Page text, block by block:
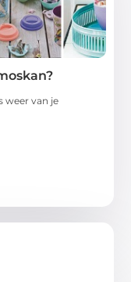
weer van je